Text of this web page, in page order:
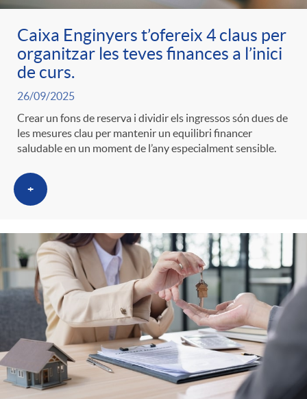
Caixa Enginyers t’ofereix 4 claus per
organitzar les teves finances a l’inici
de curs.
26/09/2025
Crear un fons de reserva i dividir els ingressos són dues de
les mesures clau per mantenir un equilibri financer
saludable en un moment de l’any especialment sensible.
+